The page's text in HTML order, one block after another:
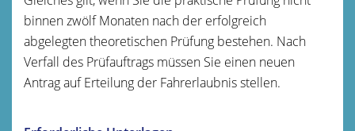
binnen zwölf Monaten nach der erfolgreich
abgelegten theoretischen Prüfung bestehen. Nach
Verfall des Prüfauftrags müssen Sie einen neuen
Antrag auf Erteilung der Fahrerlaubnis stellen.